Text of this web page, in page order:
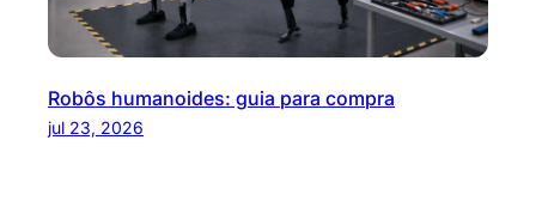
Robôs humanoides: guia para compra
jul 23, 2026